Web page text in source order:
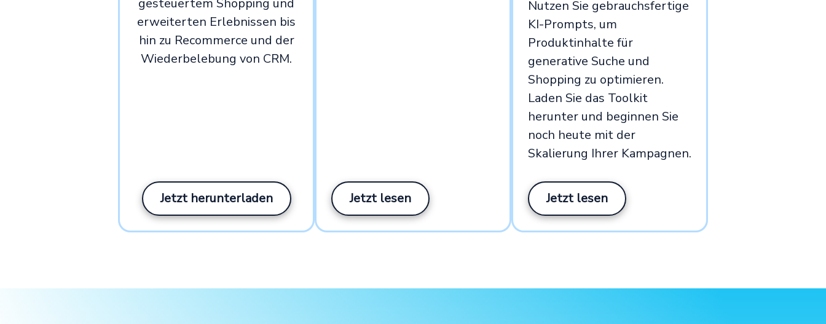
erweiterten Erlebnissen bis
hin zu Recommerce und der
Wiederbelebung von CRM.
Jetzt herunterladen Jetzt lesen
Nutzen Sie gebrauchsfertige
KI-Prompts, um
Produktinhalte für
generative Suche und
Shopping zu optimieren.
Laden Sie das Toolkit
herunter und beginnen Sie
noch heute mit der
Skalierung Ihrer Kampagnen.
Jetzt lesen